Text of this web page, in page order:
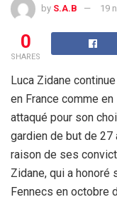
by S.A.B 19
0
SHARES
Luca Zidane
en France comme
attaqué pour son
gardien de but de
raison de ses
Zidane, qui a
Fennecs en octobre